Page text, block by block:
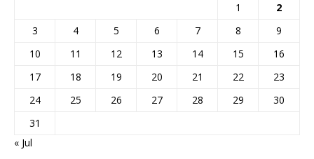
1
2
3
4 5 6 7 8
9
10
11 12 13 14 15
16
17
18 19 20 21 22
23
24
25 26 27 28 29
30
31
« Jul